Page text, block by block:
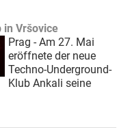
in Vršovice
Prag - Am 27. Mai
eröffnete der neue
Techno-Underground-
Klub Ankali seine